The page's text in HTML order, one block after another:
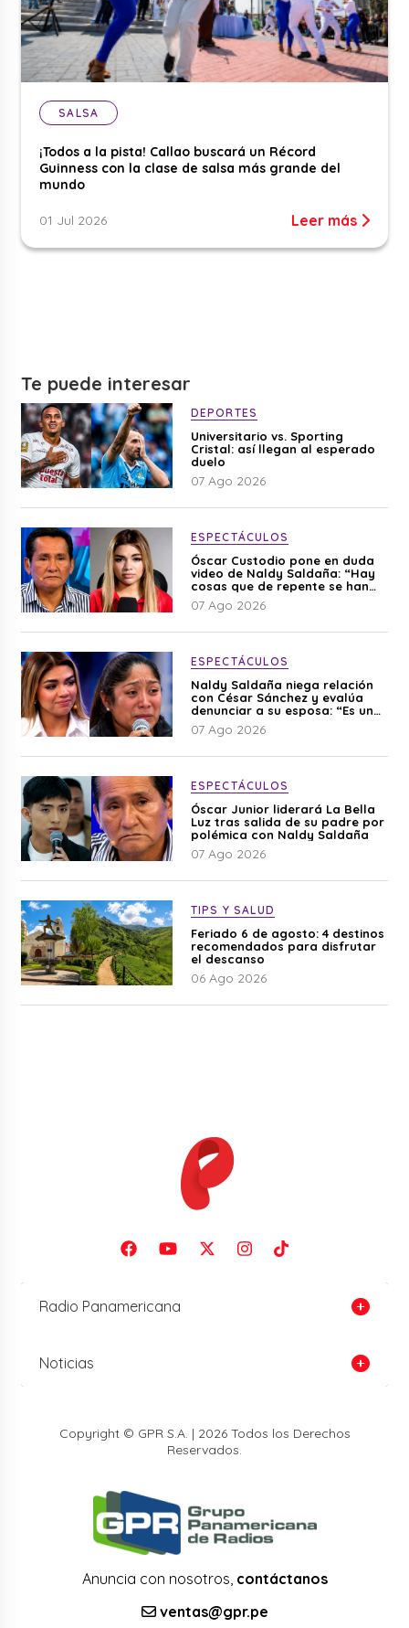
SALSA
¡Todos a la pista! Callao buscará un Récord
Guinness con la clase de salsa más grande del
mundo
01 Jul 2026 Leer más
Te puede interesar
DEPORTES
Universitario vs. Sporting
Cristal: así llegan al esperado
duelo
07 Ago 2026
ESPECTÁCULOS
Óscar Custodio pone en duda
video de Naldy Saldaña: “Hay
cosas que de repente se han
editado”
07 Ago 2026
ESPECTÁCULOS
Naldy Saldaña niega relación
con César Sánchez y evalúa
denunciar a su esposa: “Es una
difamación”
07 Ago 2026
ESPECTÁCULOS
Óscar Junior liderará La Bella
Luz tras salida de su padre por
polémica con Naldy Saldaña
07 Ago 2026
TIPS Y SALUD
Feriado 6 de agosto: 4 destinos
recomendados para disfrutar
el descanso
06 Ago 2026
Radio Panamericana
Noticias
Copyright © GPR S.A. | 2026 Todos los Derechos
Reservados.
Anuncia con nosotros, contáctanos
ventas@gpr.pe